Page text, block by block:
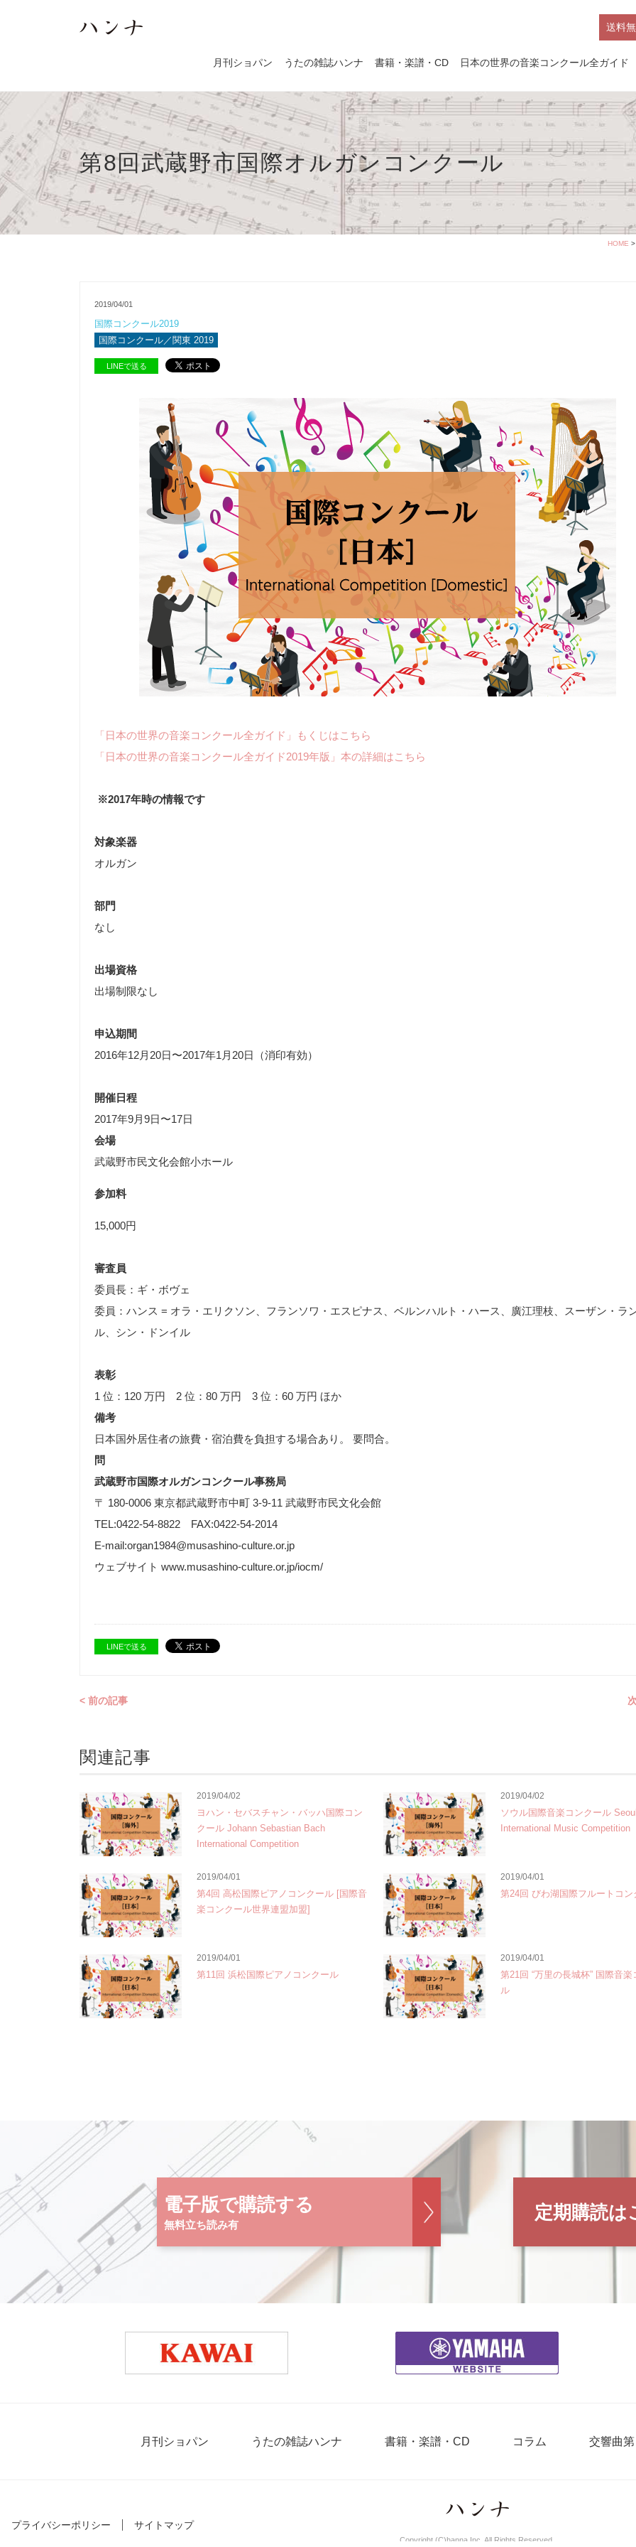
送料
月刊ショパン うたの雑誌ハンナ 書籍・楽譜・CD 日本の世界の音楽コンクール全ガイド
第8回武蔵野市国際オルガンコンクール
HOME
2019/04/01
国際コンクール2019
国際コンクール／関東 2019
LINEで送る
「日本の世界の音楽コンクール全ガイド」もくじはこちら
「日本の世界の音楽コンクール全ガイド2019年版」本の詳細はこちら
※2017年時の情報です
対象楽器
オルガン
部門
なし
出場資格
出場制限なし
申込期間
2016年12月20日〜2017年1月20日（消印有効）
開催日程
2017年9月9日〜17日
会場
武蔵野市民文化会館小ホール
参加料
15,000円
審査員
委員長：ギ・ボヴェ
委員：ハンス = オラ・エリクソン、フランソワ・エスピナス、ベルンハルト・ハース、廣江理枝、スーザン・ラ
ル、シン・ドンイル
表彰
1 位：120 万円 2 位：80 万円 3 位：60 万円 ほか
備考
日本国外居住者の旅費・宿泊費を負担する場合あり。 要問合。
問
武蔵野市国際オルガンコンクール事務局
〒 180-0006 東京都武蔵野市中町 3-9-11 武蔵野市民文化会館
TEL:0422-54-8822 FAX:0422-54-2014
E-mail:organ1984@musashino-culture.or.jp
ウェブサイト www.musashino-culture.or.jp/iocm/
LINEで送る
< 前の記事
関連記事
2019/04/02
ヨハン・セバスチャン・バッハ国際コン
クール Johann Sebastian Bach
International Competition
2019/04/02
ソウル国際音楽コンクール
International Music Competition
2019/04/01
第4回 高松国際ピアノコンクール [国際音
楽コンクール世界連盟加盟]
2019/04/01
第24回 びわ湖国際フルートコン
2019/04/01
第11回 浜松国際ピアノコンクール
2019/04/01
第21回 “万里の長城杯” 国際音楽
ル
電子版で購読する
無料立ち読み有
定期購読は
月刊ショパン うたの雑誌ハンナ 書籍・楽譜・CD コラム 交響曲
プライバシーポリシー サイトマップ
Copyright (C)hanna Inc. All Rights Reserved.